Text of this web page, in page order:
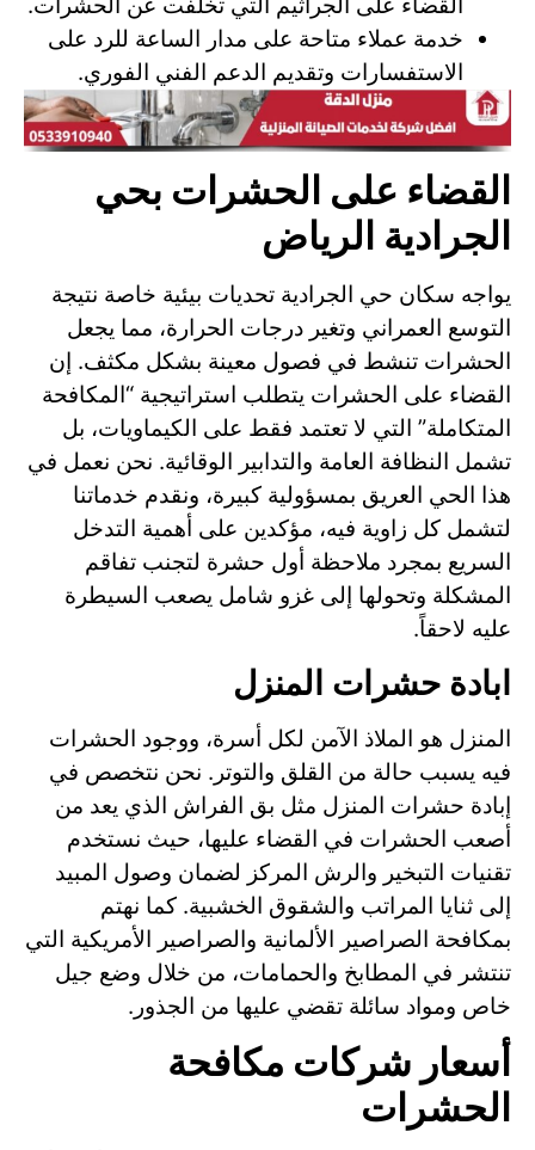
القضاء على الجراثيم التي تخلفت عن الحشرات.
خدمة عملاء متاحة على مدار الساعة للرد على
الاستفسارات وتقديم الدعم الفني الفوري.
القضاء على الحشرات بحي
الجرادية الرياض
يواجه سكان حي الجرادية تحديات بيئية خاصة نتيجة
التوسع العمراني وتغير درجات الحرارة، مما يجعل
الحشرات تنشط في فصول معينة بشكل مكثف. إن
القضاء على الحشرات يتطلب استراتيجية “المكافحة
المتكاملة” التي لا تعتمد فقط على الكيماويات، بل
تشمل النظافة العامة والتدابير الوقائية. نحن نعمل في
هذا الحي العريق بمسؤولية كبيرة، ونقدم خدماتنا
لتشمل كل زاوية فيه، مؤكدين على أهمية التدخل
السريع بمجرد ملاحظة أول حشرة لتجنب تفاقم
المشكلة وتحولها إلى غزو شامل يصعب السيطرة
عليه لاحقاً.
ابادة حشرات المنزل
المنزل هو الملاذ الآمن لكل أسرة، ووجود الحشرات
فيه يسبب حالة من القلق والتوتر. نحن نتخصص في
إبادة حشرات المنزل مثل بق الفراش الذي يعد من
أصعب الحشرات في القضاء عليها، حيث نستخدم
تقنيات التبخير والرش المركز لضمان وصول المبيد
إلى ثنايا المراتب والشقوق الخشبية. كما نهتم
بمكافحة الصراصير الألمانية والصراصير الأمريكية التي
تنتشر في المطابخ والحمامات، من خلال وضع جيل
خاص ومواد سائلة تقضي عليها من الجذور.
أسعار شركات مكافحة
الحشرات